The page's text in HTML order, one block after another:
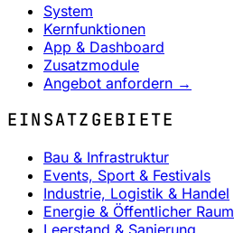
System
Kernfunktionen
App & Dashboard
Zusatzmodule
Angebot anfordern →
EINSATZGEBIETE
Bau & Infrastruktur
Events, Sport & Festivals
Industrie, Logistik & Handel
Energie & Öffentlicher Raum